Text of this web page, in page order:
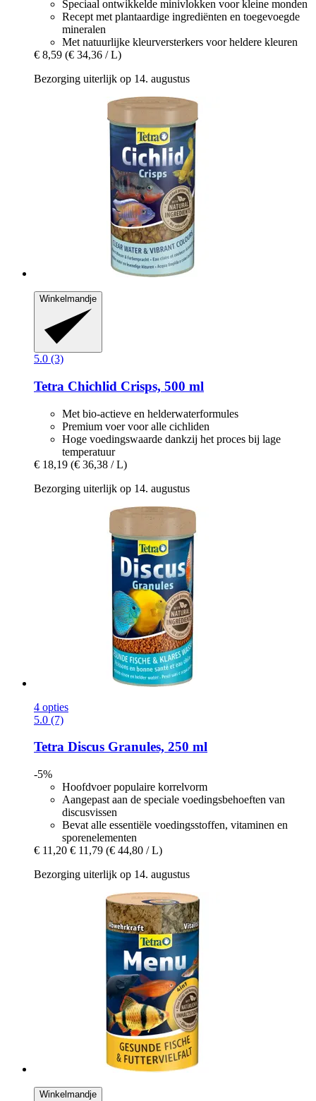
Speciaal ontwikkelde minivlokken voor kleine monden
Recept met plantaardige ingrediënten en toegevoegde
mineralen
Met natuurlijke kleurversterkers voor heldere kleuren
€ 8,59 (€ 34,36 / L)
Bezorging uiterlijk op 14. augustus
Winkelmandje
5.0 (3)
Tetra Chichlid Crisps, 500 ml
Met bio-actieve en helderwaterformules
Premium voer voor alle cichliden
Hoge voedingswaarde dankzij het proces bij lage
temperatuur
€ 18,19 (€ 36,38 / L)
Bezorging uiterlijk op 14. augustus
4 opties
5.0 (7)
Tetra Discus Granules, 250 ml
-5%
Hoofdvoer populaire korrelvorm
Aangepast aan de speciale voedingsbehoeften van
discusvissen
Bevat alle essentiële voedingsstoffen, vitaminen en
sporenelementen
€ 11,20 € 11,79 (€ 44,80 / L)
Bezorging uiterlijk op 14. augustus
Winkelmandje